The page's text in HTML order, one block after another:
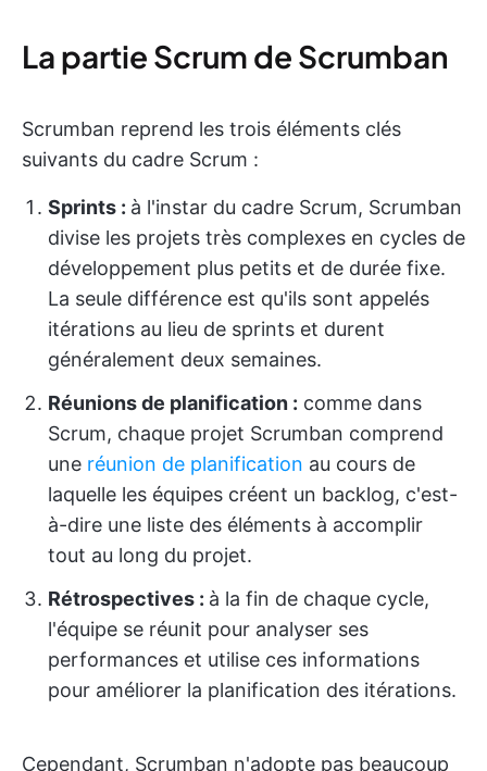
La partie Scrum de Scrumban
Scrumban reprend les trois éléments clés
suivants du cadre Scrum :
Sprints : à l'instar du cadre Scrum, Scrumban
divise les projets très complexes en cycles de
développement plus petits et de durée fixe.
La seule différence est qu'ils sont appelés
itérations au lieu de sprints et durent
généralement deux semaines.
Réunions de planification : comme dans
Scrum, chaque projet Scrumban comprend
une réunion de planification au cours de
laquelle les équipes créent un backlog, c'est-
à-dire une liste des éléments à accomplir
tout au long du projet.
Rétrospectives : à la fin de chaque cycle,
l'équipe se réunit pour analyser ses
performances et utilise ces informations
pour améliorer la planification des itérations.
Cependant, Scrumban n'adopte pas beaucoup